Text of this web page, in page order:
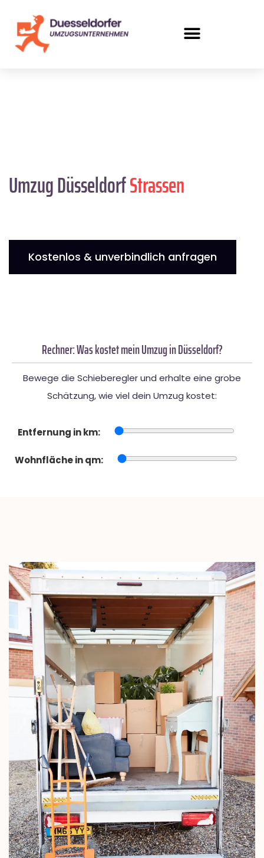
Umzug DüsseldorfStrassen
Kostenlos & unverbindlich anfragen
Rechner: Was kostet mein Umzug in Düsseldorf?
Bewege die Schieberegler und erhalte eine grobe
Schätzung, wie viel dein Umzug kostet:
Entfernung in km:
Wohnfläche in qm: